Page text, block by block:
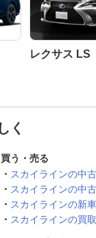
レクサス LS
く
買う・売る
スカイラインの中
スカイラインの中
スカイラインの新
スカイラインの買